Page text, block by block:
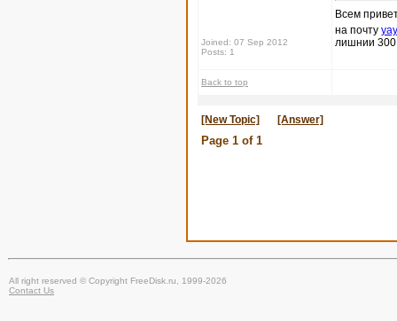
Joined: 07 Sep 2012
Posts: 1
Всем
на почту
лишнии 300
Back to top
[New Topic] [Answer]
Page 1 of 1
All right reserved © Copyright FreeDisk.ru, 1999-2026
Contact Us